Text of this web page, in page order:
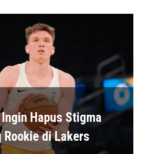
Hapus Stigma
Rookie di Lakers